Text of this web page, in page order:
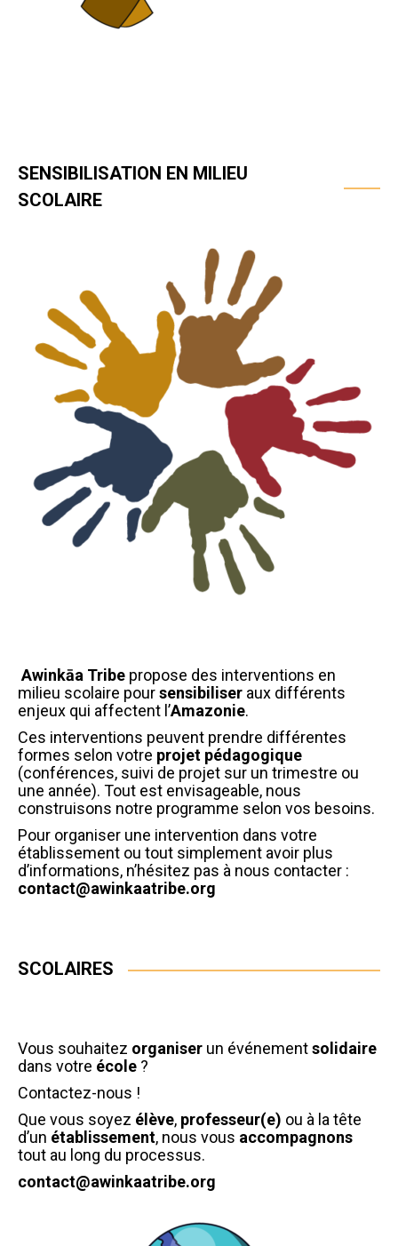
SENSIBILISATION EN MILIEU
SCOLAIRE
Awinkāa Tribe propose des interventions en
milieu scolaire poursensibiliser aux différents
enjeux qui affectent l’Amazonie.
Ces interventions peuvent prendre différentes
formes selon votre projet pédagogique
(conférences, suivi de projet sur un trimestre ou
une année). Tout est envisageable, nous
construisons notre programme selon vos besoins.
Pour organiser une intervention dans votre
établissement ou tout simplement avoir plus
d’informations, n’hésitez pas à nous contacter :
contact@awinkaatribe.org
SCOLAIRES
Vous souhaitez organiser un événementsolidaire
dans votre école ?
Contactez-nous !
Que vous soyez élève, professeur(e) ou à la tête
d’un établissement, nous vous accompagnons
tout au long du processus.
contact@awinkaatribe.org